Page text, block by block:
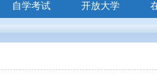
自学考试 开放大学